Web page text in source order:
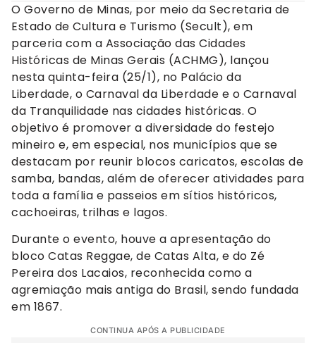
O Governo de Minas, por meio da Secretaria de
Estado de Cultura e Turismo (Secult), em
parceria com a Associação das Cidades
Históricas de Minas Gerais (ACHMG), lançou
nesta quinta-feira (25/1), no Palácio da
Liberdade, o Carnaval da Liberdade e o Carnaval
da Tranquilidade nas cidades históricas. O
objetivo é promover a diversidade do festejo
mineiro e, em especial, nos municípios que se
destacam por reunir blocos caricatos, escolas de
samba, bandas, além de oferecer atividades para
toda a família e passeios em sítios históricos,
cachoeiras, trilhas e lagos.
Durante o evento, houve a apresentação do
bloco Catas Reggae, de Catas Alta, e do Zé
Pereira dos Lacaios, reconhecida como a
agremiação mais antiga do Brasil, sendo fundada
em 1867.
CONTINUA APÓS A PUBLICIDADE